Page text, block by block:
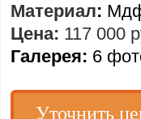
Уточнить
Материал:
Цена: 117 000
Галерея: 6